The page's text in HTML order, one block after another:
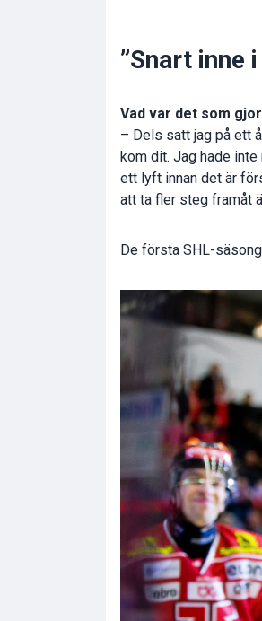
”Snart inne
Vad var det som
– Dels satt jag på ett
kom dit. Jag hade
ett lyft innan det är
att ta fler steg framåt
De första SHL-